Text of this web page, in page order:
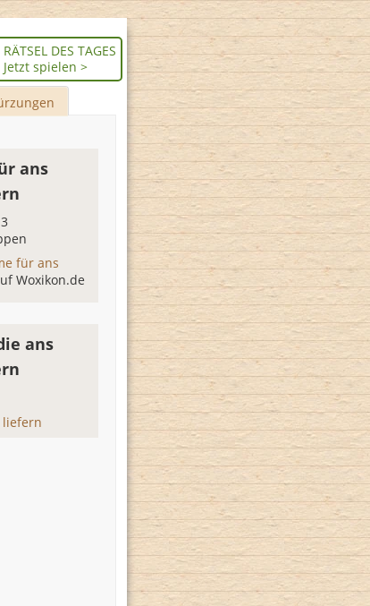
RÄTSEL DES TAGES
Jetzt spielen >
ans
für ans
Woxikon.de
ans
liefern